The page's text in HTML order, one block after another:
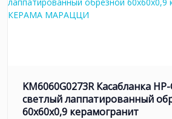
KM6060G0273R Касабланка
светлый лаппатированный
60x60x0,9 керамогранит